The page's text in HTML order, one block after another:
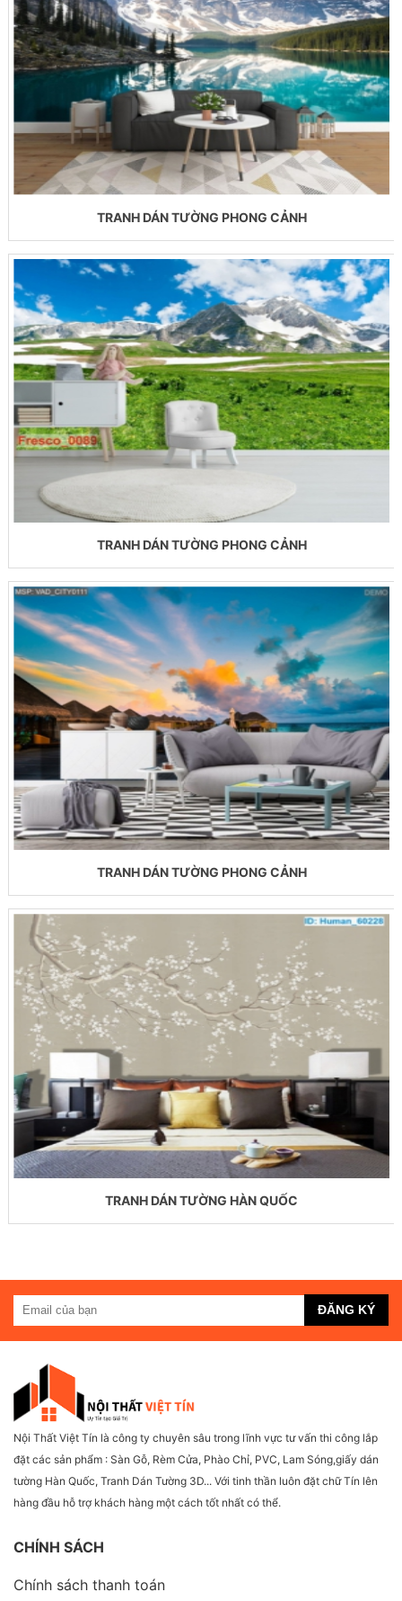
TRANH DÁN TƯỜNG PHONG CẢNH
TRANH DÁN TƯỜNG PHONG CẢNH
TRANH DÁN TƯỜNG PHONG CẢNH
TRANH DÁN TƯỜNG HÀN QUỐC
Nội Thất Việt Tín là công ty chuyên sâu trong lĩnh vực tư vấn thi công lắp
đặt các sản phẩm : Sàn Gỗ, Rèm Cửa, Phào Chỉ, PVC, Lam Sóng,giấy dán
tường Hàn Quốc, Tranh Dán Tường 3D... Với tinh thần luôn đặt chữ Tín lên
hàng đầu hỗ trợ khách hàng một cách tốt nhất có thể.
CHÍNH SÁCH
Chính sách thanh toán